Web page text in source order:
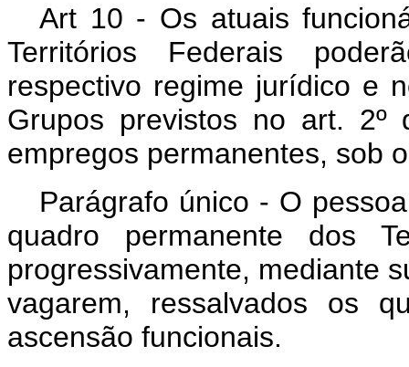
Art 10 - Os atuais
Territórios Federais
respectivo regime jurídico e
Grupos previstos no art. 2º
empregos permanentes, sob
Parágrafo único - O
quadro permanente dos
progressivamente, mediante
vagarem, ressalvados os
ascensão funcionais.